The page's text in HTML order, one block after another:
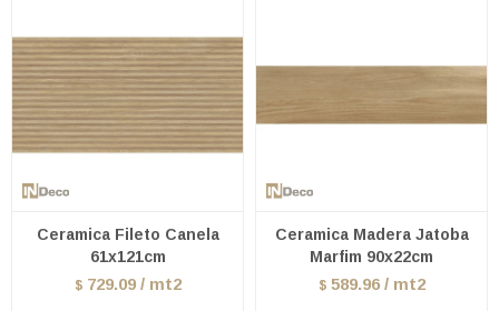
Ceramica Fileto Canela
61x121cm
$ 729.09 / mt2
Ceramica Madera Jatoba
Marfim 90x22cm
$ 589.96 / mt2